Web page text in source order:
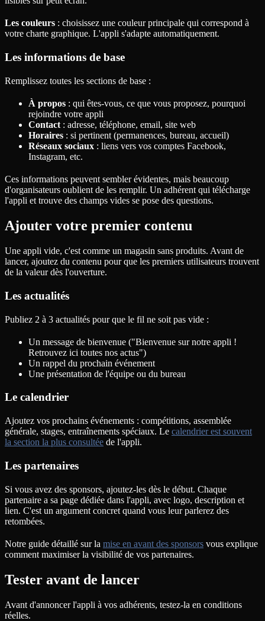
Les couleurs : choisissez une couleur principale qui correspond à
votre charte graphique. L'appli s'adapte automatiquement.
Les informations de base
Remplissez toutes les sections de base :
À propos : qui êtes-vous, ce que vous proposez, pourquoi
rejoindre votre appli
Contact : adresse, téléphone, email, site web
Horaires : si pertinent (permanences, bureau, accueil)
Réseaux sociaux : liens vers vos comptes Facebook,
Instagram, etc.
Ces informations peuvent sembler évidentes, mais beaucoup
d'organisateurs oublient de les remplir. Un adhérent qui télécharge
l'appli et trouve des champs vides se pose des questions.
Ajouter votre premier contenu
Une appli vide, c'est comme un magasin sans produits. Avant de
lancer, ajoutez du contenu pour que les premiers utilisateurs trouvent
de la valeur dès l'ouverture.
Les actualités
Publiez 2 à 3 actualités pour que le fil ne soit pas vide :
Un message de bienvenue ("Bienvenue sur notre appli !
Retrouvez ici toutes nos actus")
Un rappel du prochain événement
Une présentation de l'équipe ou du bureau
Le calendrier
Ajoutez vos prochains événements : compétitions, assemblée
générale, stages, entraînements spéciaux. Le calendrier est souvent
la section la plus consultée de l'appli.
Les partenaires
Si vous avez des sponsors, ajoutez-les dès le début. Chaque
partenaire a sa page dédiée dans l'appli, avec logo, description et
lien. C'est un argument concret quand vous leur parlerez des
retombées.
Notre guide détaillé sur la mise en avant des sponsors vous explique
comment maximiser la visibilité de vos partenaires.
Tester avant de lancer
Avant d'annoncer l'appli à vos adhérents, testez-la en conditions
réelles.